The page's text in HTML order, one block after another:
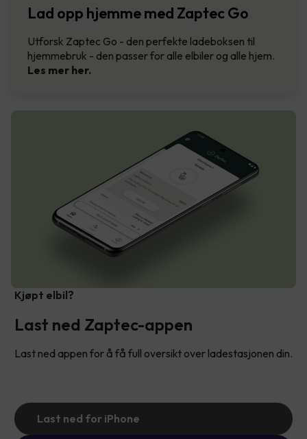
Lad opp hjemme med Zaptec Go
Utforsk Zaptec Go - den perfekte ladeboksen til
hjemmebruk - den passer for alle elbiler og alle hjem.
Les mer her.
Kjøpt elbil?
Last ned Zaptec-appen
Last ned appen for å få full oversikt over ladestasjonen din.
Last ned for iPhone